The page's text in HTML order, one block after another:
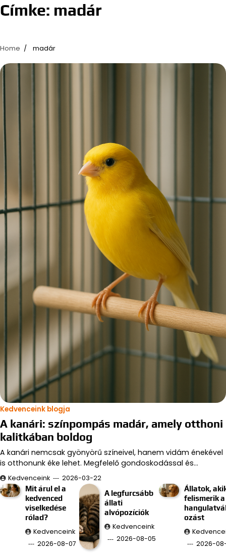
Címke: madár
Home madár
Kedvenceink blogja
A kanári: színpompás madár, amely otthoni
kalitkában boldog
A kanári nemcsak gyönyörű színeivel, hanem vidám énekével
is otthonunk éke lehet. Megfelelő gondoskodással és…
Kedvenceink
2026-03-22
Mit árul el a
kedvenced
viselkedése
rólad?
Kedvenceink
2026-08-07
A legfurcsább
állati
alvópozíciók
Kedvenceink
2026-08-05
Állatok,
felismerik a
ozást
2026-